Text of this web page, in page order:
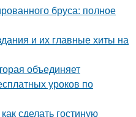
бруса: полное
и их главные хиты на
объединяет
уроков по
сделать гостиную